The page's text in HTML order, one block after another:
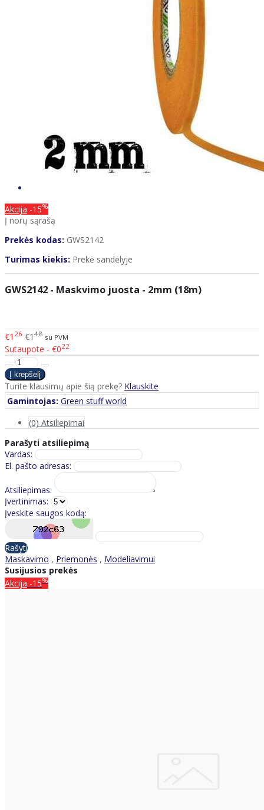
Akcija -15%
Į norų sąrašą
Prekės kodas: GWS2142
Turimas kiekis: Prekė sandėlyje
GWS2142 - Maskvimo juosta - 2mm (18m)
€1 26 €1 48 su PVM
Sutaupote - €022
Turite klausimų apie šią prekę? Klauskite
Gamintojas: Green stuff world
(0) Atsiliepimai
Parašyti atsiliepimą
Vardas:
El. pašto adresas:
Atsiliepimas:
Įvertinimas:
Įveskite saugos kodą:
Rašyti
Maskavimo , Priemonės , Modeliavimui
Susijusios prekės
Akcija -15%